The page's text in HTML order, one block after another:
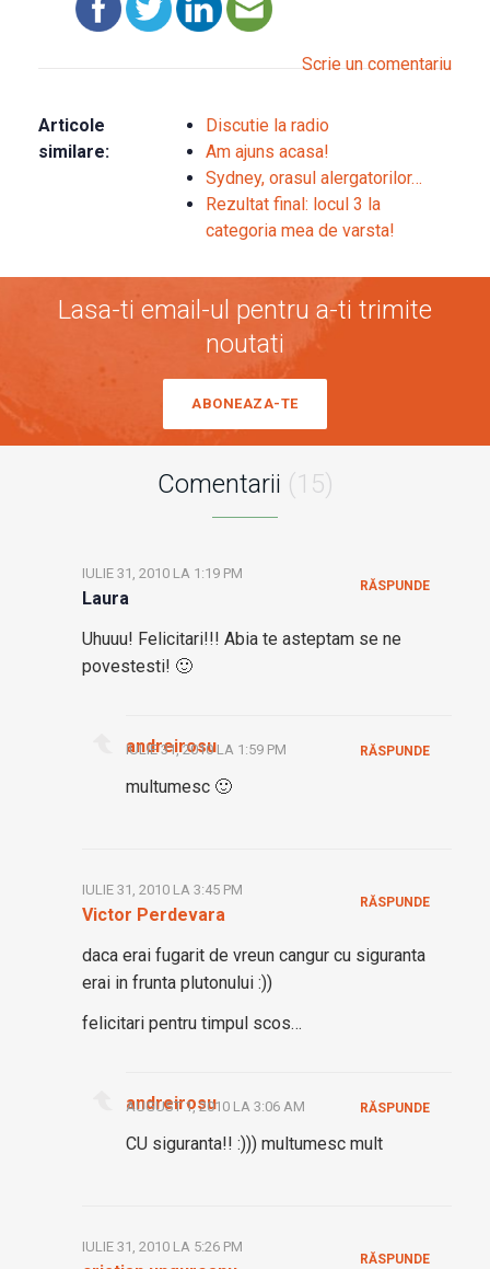
Scrie un comentariu
Articole
similare:
Discutie la radio
Am ajuns acasa!
Sydney, orasul alergatorilor…
Rezultat final: locul 3 la
categoria mea de varsta!
Lasa-ti email-ul pentru a-ti trimite
noutati
ABONEAZA-TE
Comentarii (15)
Laura
IULIE 31, 2010 LA 1:19 PM
Uhuuu! Felicitari!!! Abia te asteptam se ne
povestesti! 🙂
RĂSPUNDE
andreirosu
IULIE 31, 2010 LA 1:59 PM
multumesc 🙂
RĂSPUNDE
Victor Perdevara
IULIE 31, 2010 LA 3:45 PM
daca erai fugarit de vreun cangur cu siguranta
erai in frunta plutonului :))
felicitari pentru timpul scos…
RĂSPUNDE
andreirosu
AUGUST 1, 2010 LA 3:06 AM
CU siguranta!! :))) multumesc mult
RĂSPUNDE
IULIE 31, 2010 LA 5:26 PM
RĂSPUNDE